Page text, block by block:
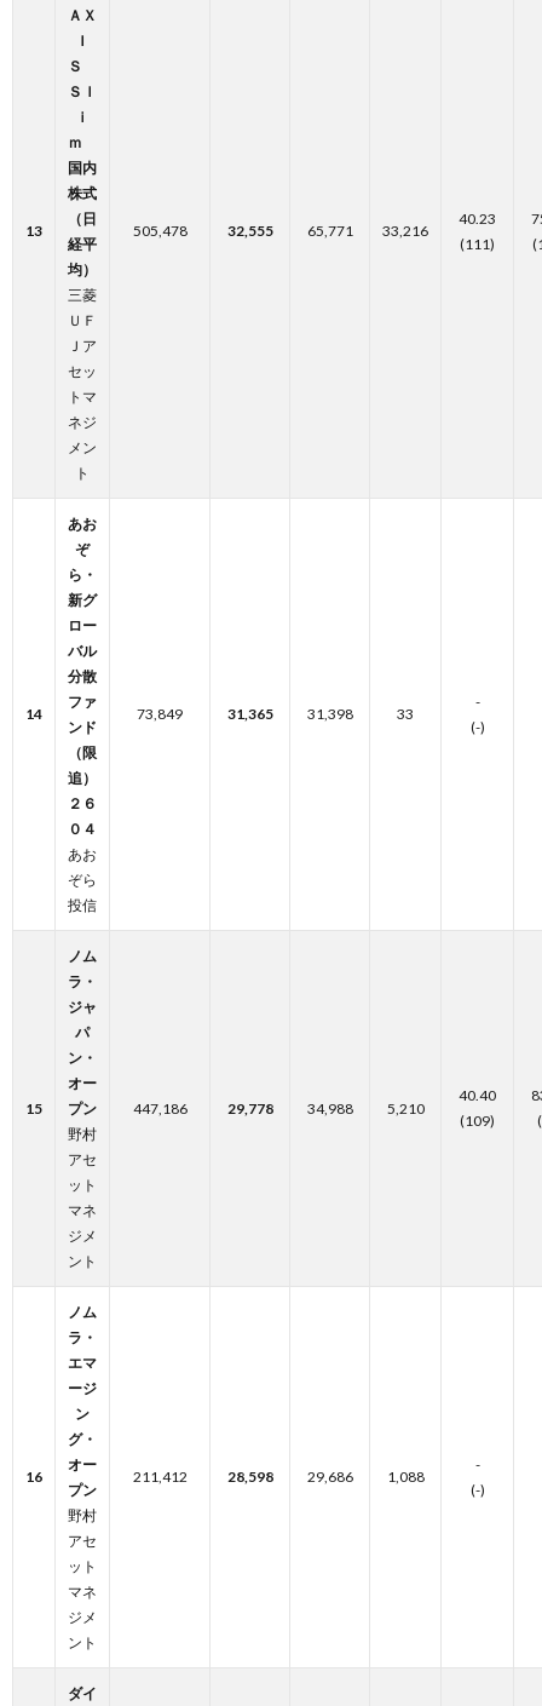
13
ＡＸ
Ｉ
Ｓ
Ｓｌ
ｉ
ｍ
国内
株式
（日
経平
均）
三菱
ＵＦ
Ｊア
セッ
トマ
ネジ
メン
ト
505,478 32,555 65,771 33,216
40.23
(111)
14
あお
ぞ
ら・
新グ
ロー
バル
分散
ファ
ンド
（限
追）
２６
０４
あお
ぞら
投信
73,849 31,365 31,398 33
-
(-)
15
ノム
ラ・
ジャ
パ
ン・
オー
プン
野村
アセ
ット
マネ
ジメ
ント
447,186 29,778 34,988 5,210
40.40
(109)
16
ノム
ラ・
エマ
ージ
ン
グ・
オー
プン
野村
アセ
ット
マネ
ジメ
ント
211,412 28,598 29,686 1,088
-
(-)
ダイ